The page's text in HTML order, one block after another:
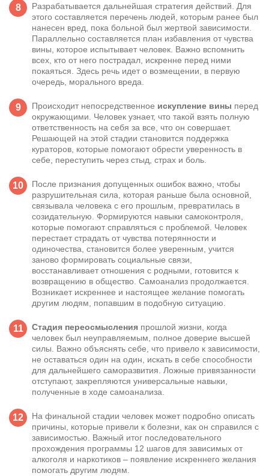
Разрабатывается дальнейшая стратегия действий. Для
этого составляется перечень людей, которым ранее был
нанесен вред, пока больной был жертвой зависимости.
Параллельно составляется план избавления от чувства
вины, которое испытывает человек. Важно вспомнить
всех, кто от него пострадал, искренне перед ними
покаяться. Здесь речь идет о возмещении, в первую
очередь, морального вреда.
Происходит непосредственное искупление вины перед
окружающими. Человек узнает, что такой взять полную
ответственность на себя за все, что он совершает.
Решающей на этой стадии становится поддержка
кураторов, которые помогают обрести уверенность в
себе, переступить через стыд, страх и боль.
После признания допущенных ошибок важно, чтобы
разрушительная сила, которая раньше была основной,
связывала человека с его прошлым, превратилась в
созидательную. Формируются навыки самоконтроля,
которые помогают справляться с проблемой. Человек
перестает страдать от чувства потерянности и
одиночества, становится более уверенным, учится
заново формировать социальные связи,
восстанавливает отношения с родными, готовится к
возвращению в общество. Самоанализ продолжается.
Возникает искреннее и настоящее желание помогать
другим людям, попавшим в подобную ситуацию.
Стадия переосмысления прошлой жизни, когда
человек был неуправляемым, полное доверие высшей
силы. Важно объяснять себе, что привело к зависимости,
не оставаться один на один, искать в себе способности
для дальнейшего саморазвития. Ложные привязанности
отступают, закрепляются универсальные навыки,
полученные в ходе самоанализа.
На финальной стадии человек может подробно описать
причины, которые привели к болезни, как он справился с
зависимостью. Важный итог последовательного
прохождения программы 12 шагов для зависимых от
алкоголя и наркотиков – появление искреннего желания
помогать другим людям.